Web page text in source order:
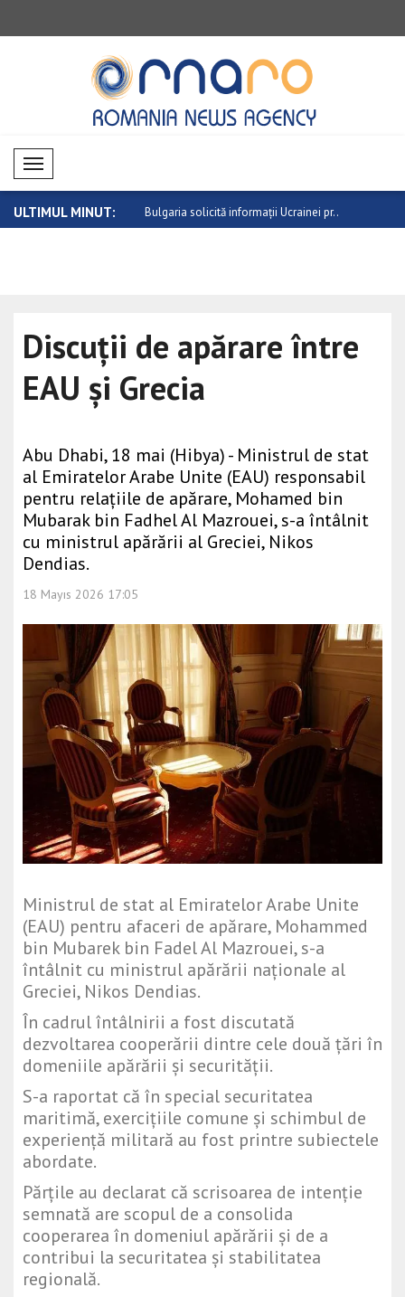
Mobil Menü
ULTIMUL MINUT:
informații Ucrainei pr.. Ministrul bulgar de Externe Petrova s-a
Discuții de apărare între
EAU și Grecia
Abu Dhabi, 18 mai (Hibya) - Ministrul de stat
al Emiratelor Arabe Unite (EAU) responsabil
pentru relațiile de apărare, Mohamed bin
Mubarak bin Fadhel Al Mazrouei, s-a întâlnit
cu ministrul apărării al Greciei, Nikos
Dendias.
18 Mayıs 2026 17:05
Ministrul de stat al Emiratelor Arabe Unite
(EAU) pentru afaceri de apărare, Mohammed
bin Mubarek bin Fadel Al Mazrouei, s-a
întâlnit cu ministrul apărării naționale al
Greciei, Nikos Dendias.
În cadrul întâlnirii a fost discutată
dezvoltarea cooperării dintre cele două țări în
domeniile apărării și securității.
S-a raportat că în special securitatea
maritimă, exercițiile comune și schimbul de
experiență militară au fost printre subiectele
abordate.
Părțile au declarat că scrisoarea de intenție
semnată are scopul de a consolida
cooperarea în domeniul apărării și de a
contribui la securitatea și stabilitatea
regională.